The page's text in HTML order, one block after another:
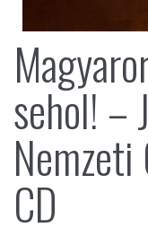
sehol! –
Nemzeti
CD